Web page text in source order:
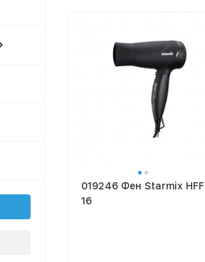
019246 Фен Starmix HFF
16